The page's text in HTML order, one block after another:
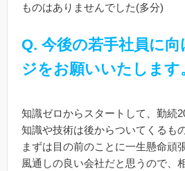
ものはありませんでした(多分)
Q. 今後の若手社員に
ジをお願いいたします
知識ゼロからスタートして、勤続
知識や技術は後からついてくるも
まずは目の前のことに一生懸命頑
風通しの良い会社だと思うので、